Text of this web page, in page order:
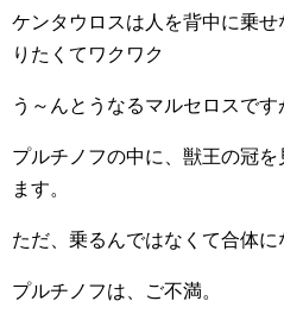
ケンタウロスは人を背中に乗
りたくてワクワク
う～んとうなるマルセロスです
プルチノフの中に、獣王の冠
ます。
ただ、乗るんではなくて合体に
プルチノフは、ご不満。